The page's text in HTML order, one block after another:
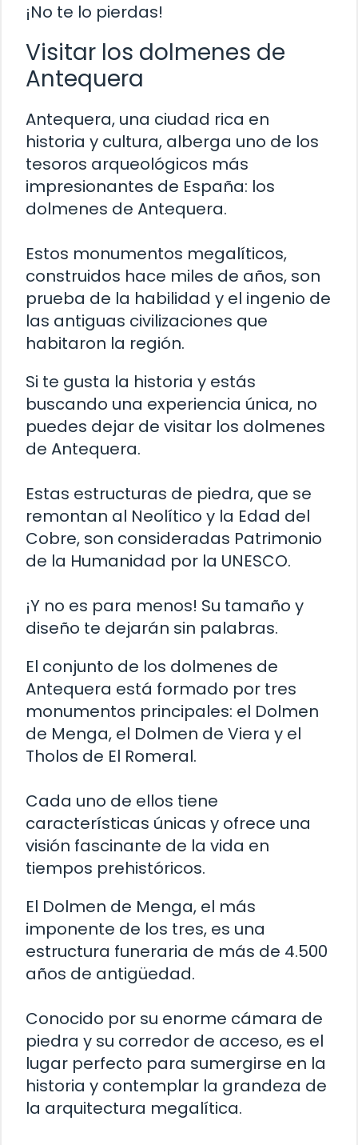
¡No te lo pierdas!
Visitar los dolmenes de
Antequera
Antequera, una ciudad rica en
historia y cultura, alberga uno de los
tesoros arqueológicos más
impresionantes de España: los
dolmenes de Antequera.
Estos monumentos megalíticos,
construidos hace miles de años, son
prueba de la habilidad y el ingenio de
las antiguas civilizaciones que
habitaron la región.
Si te gusta la historia y estás
buscando una experiencia única, no
puedes dejar de visitar los dolmenes
de Antequera.
Estas estructuras de piedra, que se
remontan al Neolítico y la Edad del
Cobre, son consideradas Patrimonio
de la Humanidad por la UNESCO.
¡Y no es para menos! Su tamaño y
diseño te dejarán sin palabras.
El conjunto de los dolmenes de
Antequera está formado por tres
monumentos principales: el Dolmen
de Menga, el Dolmen de Viera y el
Tholos de El Romeral.
Cada uno de ellos tiene
características únicas y ofrece una
visión fascinante de la vida en
tiempos prehistóricos.
El Dolmen de Menga, el más
imponente de los tres, es una
estructura funeraria de más de 4.500
años de antigüedad.
Conocido por su enorme cámara de
piedra y su corredor de acceso, es el
lugar perfecto para sumergirse en la
historia y contemplar la grandeza de
la arquitectura megalítica.